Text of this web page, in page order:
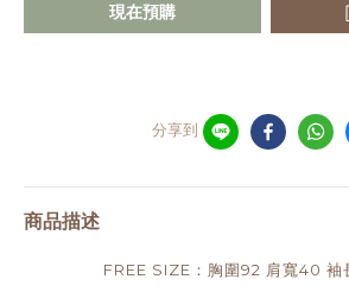
現在預購
分享到
商品描述
FREE SIZE：胸圍92 肩寬40 袖